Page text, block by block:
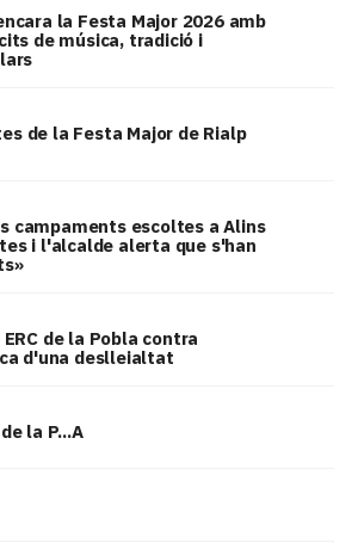
la Festa Major 2026 amb
de música, tradició i
de la Festa Major de Rialp
campaments escoltes a Alins
i l'alcalde alerta que s'han
de la Pobla contra
d'una deslleialtat
la P...A